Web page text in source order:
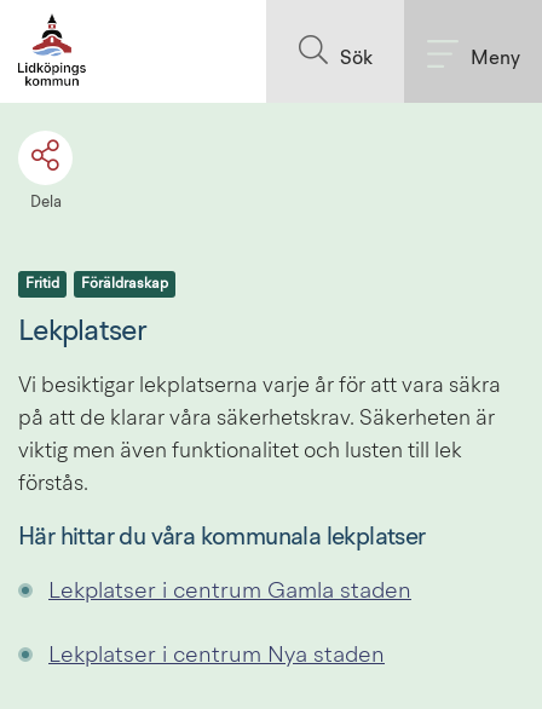
Sök Meny
Dela
Fritid Föräldraskap
Lekplatser
Vi besiktigar lekplatserna varje år för att vara säkra
på att de klarar våra säkerhetskrav. Säkerheten är
viktig men även funktionalitet och lusten till lek
förstås.
Här hittar du våra kommunala lekplatser
Lekplatser i centrum Gamla staden
Lekplatser i centrum Nya staden